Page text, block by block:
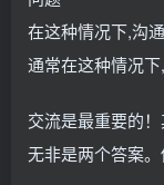
在这种情况下,沟
通常在这种情况
交流是最重要的
无非是两个答案